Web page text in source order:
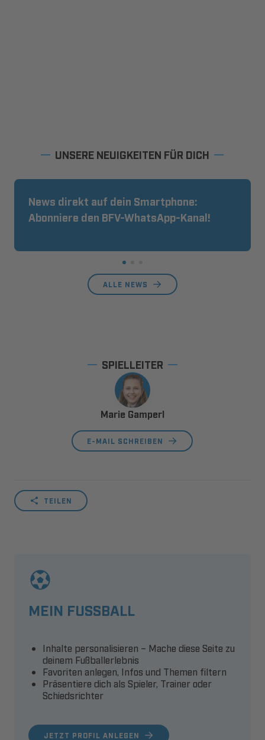
UNSERE NEUIGKEITEN FÜR DICH
News direkt auf dein Smartphone:
Abonniere den BFV-WhatsApp-Kanal!
ALLE NEWS
SPIELLEITER
Marie Gamperl
E-MAIL SCHREIBEN
TEILEN
MEIN FUSSBALL
JETZT PROFIL ANLEGEN
Inhalte personalisieren – Mache diese Seite zu
deinem Fußballerlebnis
Favoriten anlegen, Infos und Themen filtern
Präsentiere dich als Spieler, Trainer oder
Schiedsrichter